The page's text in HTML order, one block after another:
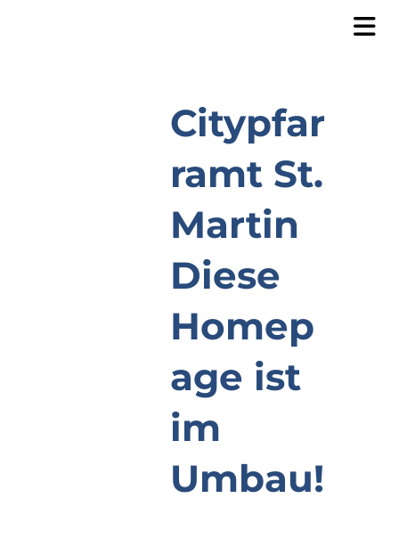
Citypfar
ramt St.
Martin
Diese
Homep
age ist
im
Umbau!